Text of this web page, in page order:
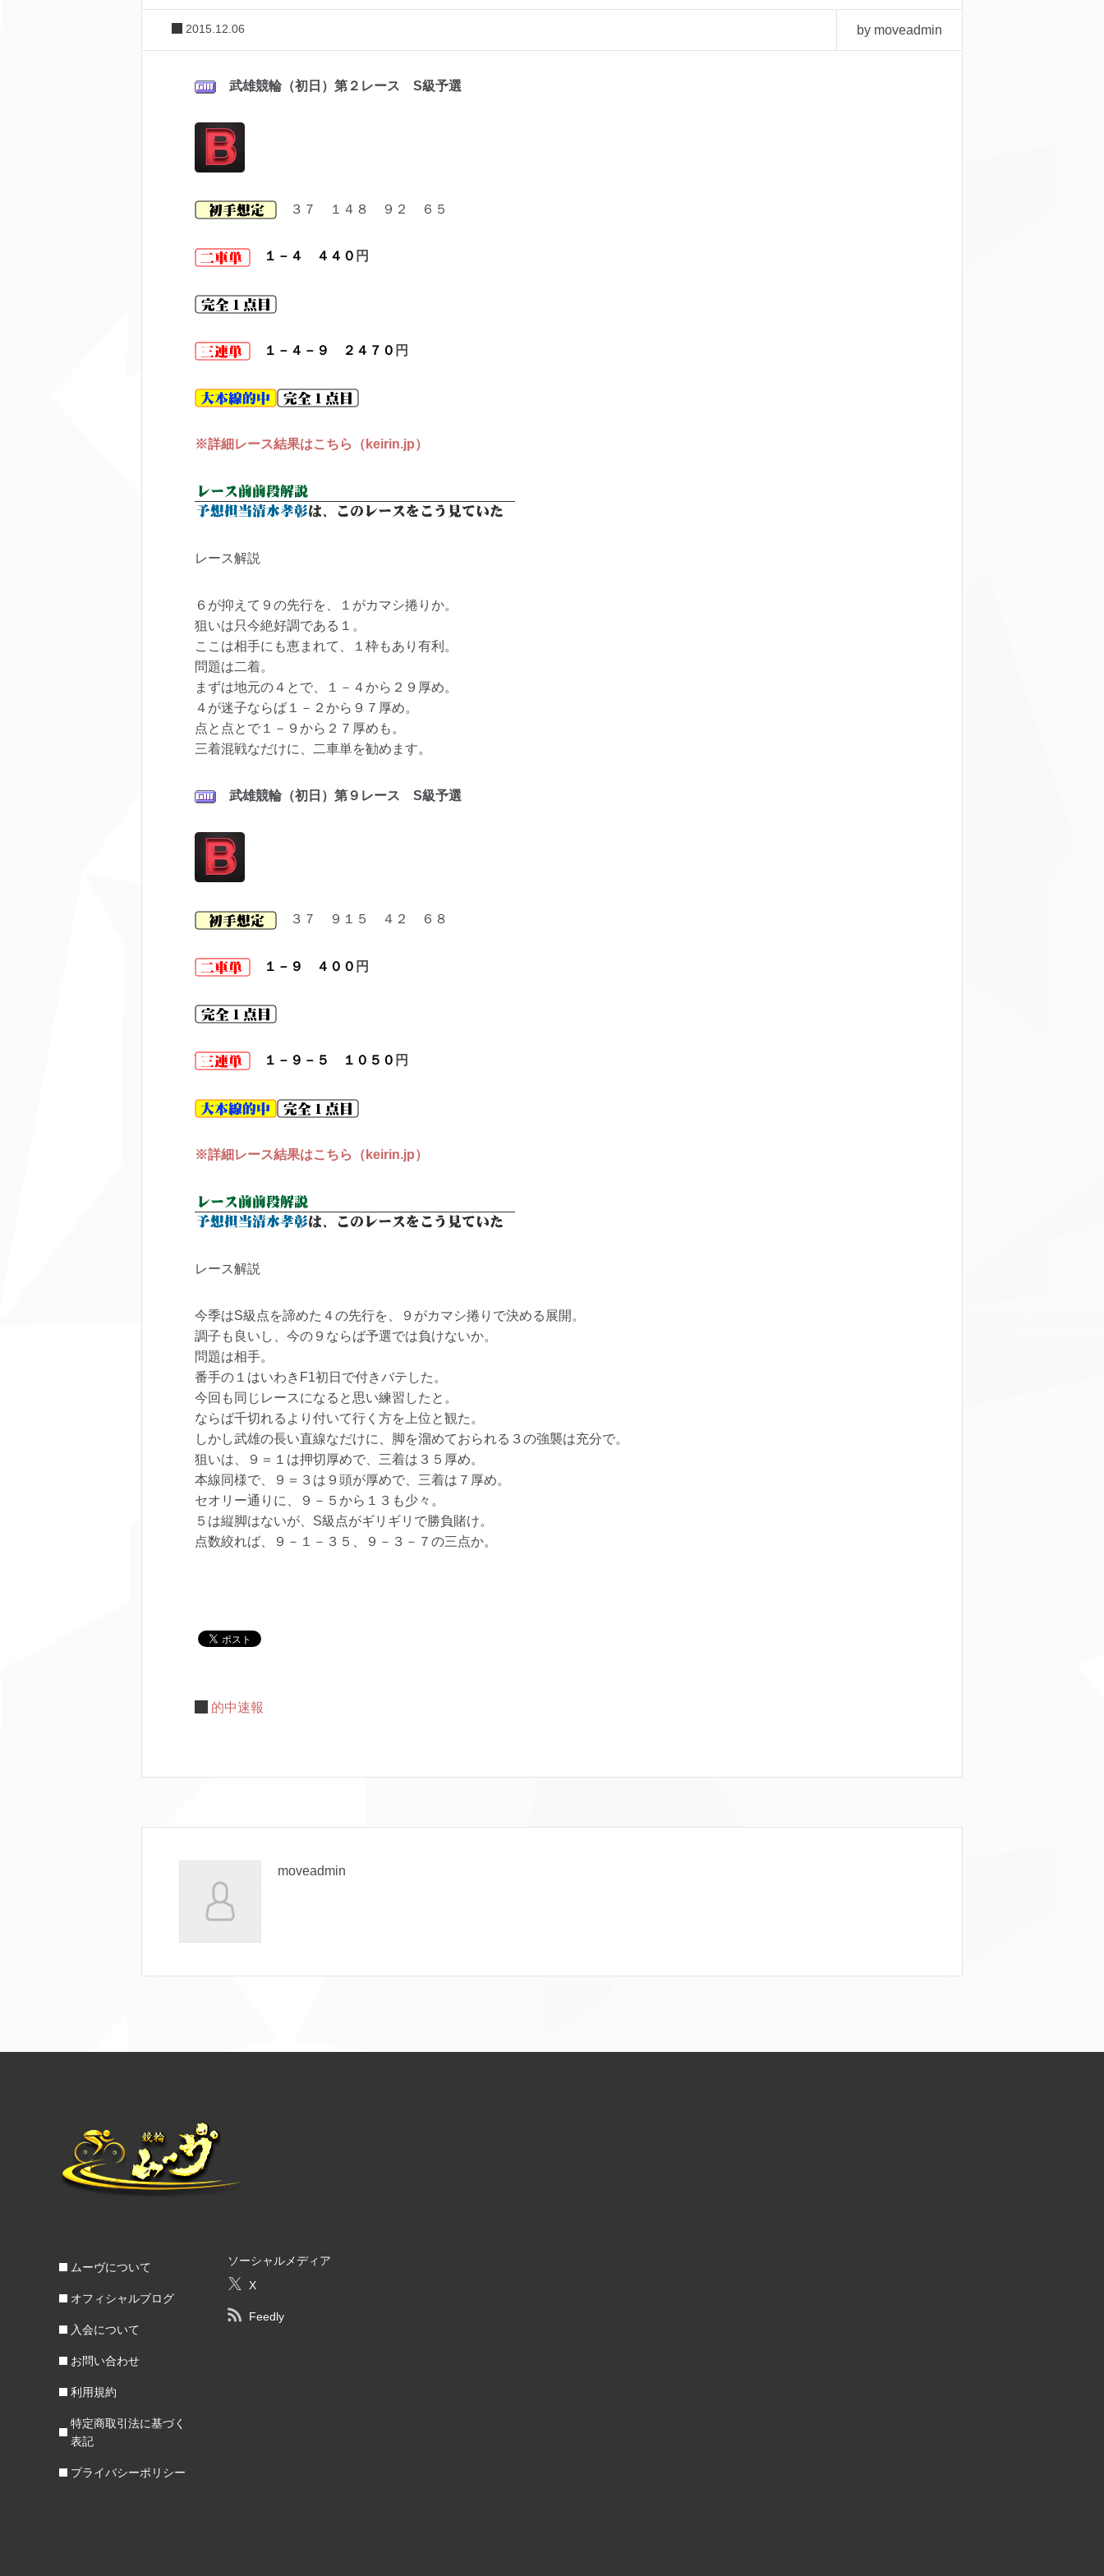
2015.12.06 by moveadmin
武雄競輪（初日）第２レース S級予選
３７ １４８ ９２ ６５
１－４ ４４０ 円
１－４－９ ２４７０ 円
※詳細レース結果はこちら（keirin.jp）
レース解説
６が抑えて９の先行を、１がカマシ捲りか。
狙いは只今絶好調である１。
ここは相手にも恵まれて、１枠もあり有利。
問題は二着。
まずは地元の４とで、１－４から２９厚め。
４が迷子ならば１－２から９７厚め。
点と点とで１－９から２７厚めも。
三着混戦なだけに、二車単を勧めます。
武雄競輪（初日）第９レース S級予選
３７ ９１５ ４２ ６８
１－９ ４００ 円
１－９－５ １０５０ 円
※詳細レース結果はこちら（keirin.jp）
レース解説
今季はS級点を諦めた４の先行を、９がカマシ捲りで決める展開。
調子も良いし、今の９ならば予選では負けないか。
問題は相手。
番手の１はいわきF1初日で付きバテした。
今回も同じレースになると思い練習したと。
ならば千切れるより付いて行く方を上位と観た。
しかし武雄の長い直線なだけに、脚を溜めておられる３の強襲は充分で。
狙いは、９＝１は押切厚めで、三着は３５厚め。
本線同様で、９＝３は９頭が厚めで、三着は７厚め。
セオリー通りに、９－５から１３も少々。
５は縦脚はないが、S級点がギリギリで勝負賭け。
点数絞れば、９－１－３５、９－３－７の三点か。
的中速報
moveadmin
ムーヴについて
オフィシャルブログ
入会について
お問い合わせ
利用規約
特定商取引法に基づく
表記
プライバシーポリシー
ソーシャルメディア
X
Feedly